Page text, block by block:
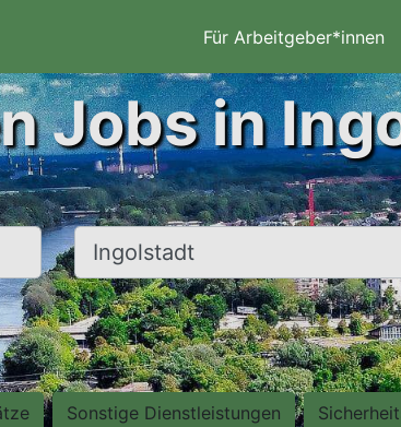
Für Arbeitgeber*innen
Jobs in
Ort, Stadt
Sonstige Dienstleistungen